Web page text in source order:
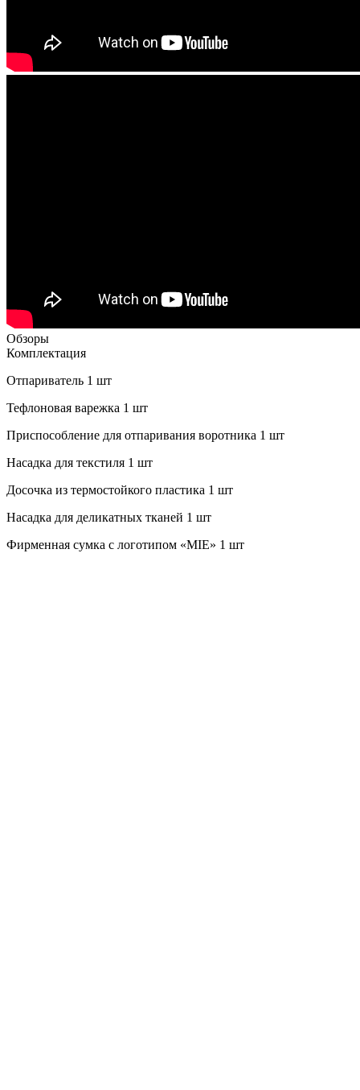
Обзоры
Комплектация
Отпариватель 1 шт
Тефлоновая варежка 1 шт
Приспособление для отпаривания воротника 1 шт
Насадка для текстиля 1 шт
Досочка из термостойкого пластика 1 шт
Насадка для деликатных тканей 1 шт
Фирменная сумка с логотипом «MIE» 1 шт